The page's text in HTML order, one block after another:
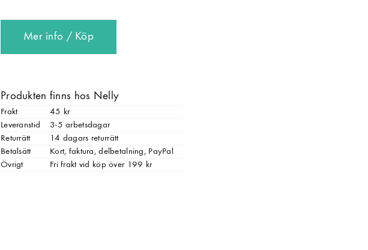
Mer info / Köp
Produkten finns hos Nelly
Frakt
45 kr
Leveranstid
3-5 arbetsdagar
Returrätt
14 dagars returrätt
Betalsätt
Kort, faktura, delbetalning, PayPal
Övrigt
Fri frakt vid köp över 199 kr